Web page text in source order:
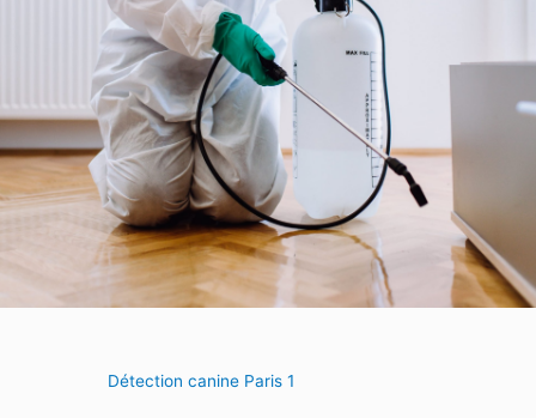
Détection canine Paris 1